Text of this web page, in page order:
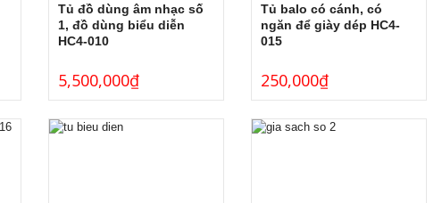
Tủ đồ dùng âm nhạc số
1, đồ dùng biểu diễn
HC4-010
5,500,000₫
Tủ balo có cánh, có
ngăn để giày dép HC4-
015
250,000₫